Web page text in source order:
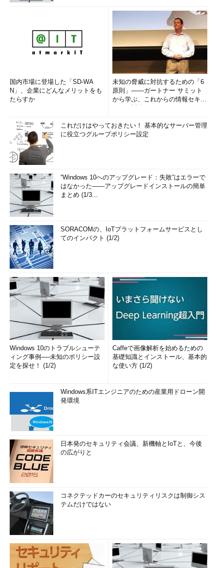
国内市場に登場した「SD-WA
N」、企業にどんなメリットをも
たらすか
未知の脅威に対抗するための「6
原則」――ガートナー サミット
から学ぶ、これからの情報セキュ
これだけはやっておきたい！ 基本的なサーバー管理
に役立つグループポリシー設定
“Windows 10へのアップグレード：失敗”はエラーで
はなかった――アップグレードインストールの簡単
まとめ (1/3...
SORACOMの、IoTプラットフォームサービスとし
てのインパクト (1/2)
Windows 10のトラブルシューテ
ィング事例──未知のポリシー設
定を探せ！ (1/2)
Caffeで画像解析を始めるための
基礎知識とインストール、基本的
な使い方 (1/2)
Windows系ITエンジニアのための産業用ドローン開
発環境
日本発のセキュリティ会議、新機軸とIoTと、今後
の広がりと
コネクテッドカーのセキュリティリスクは制御シス
テムだけではない